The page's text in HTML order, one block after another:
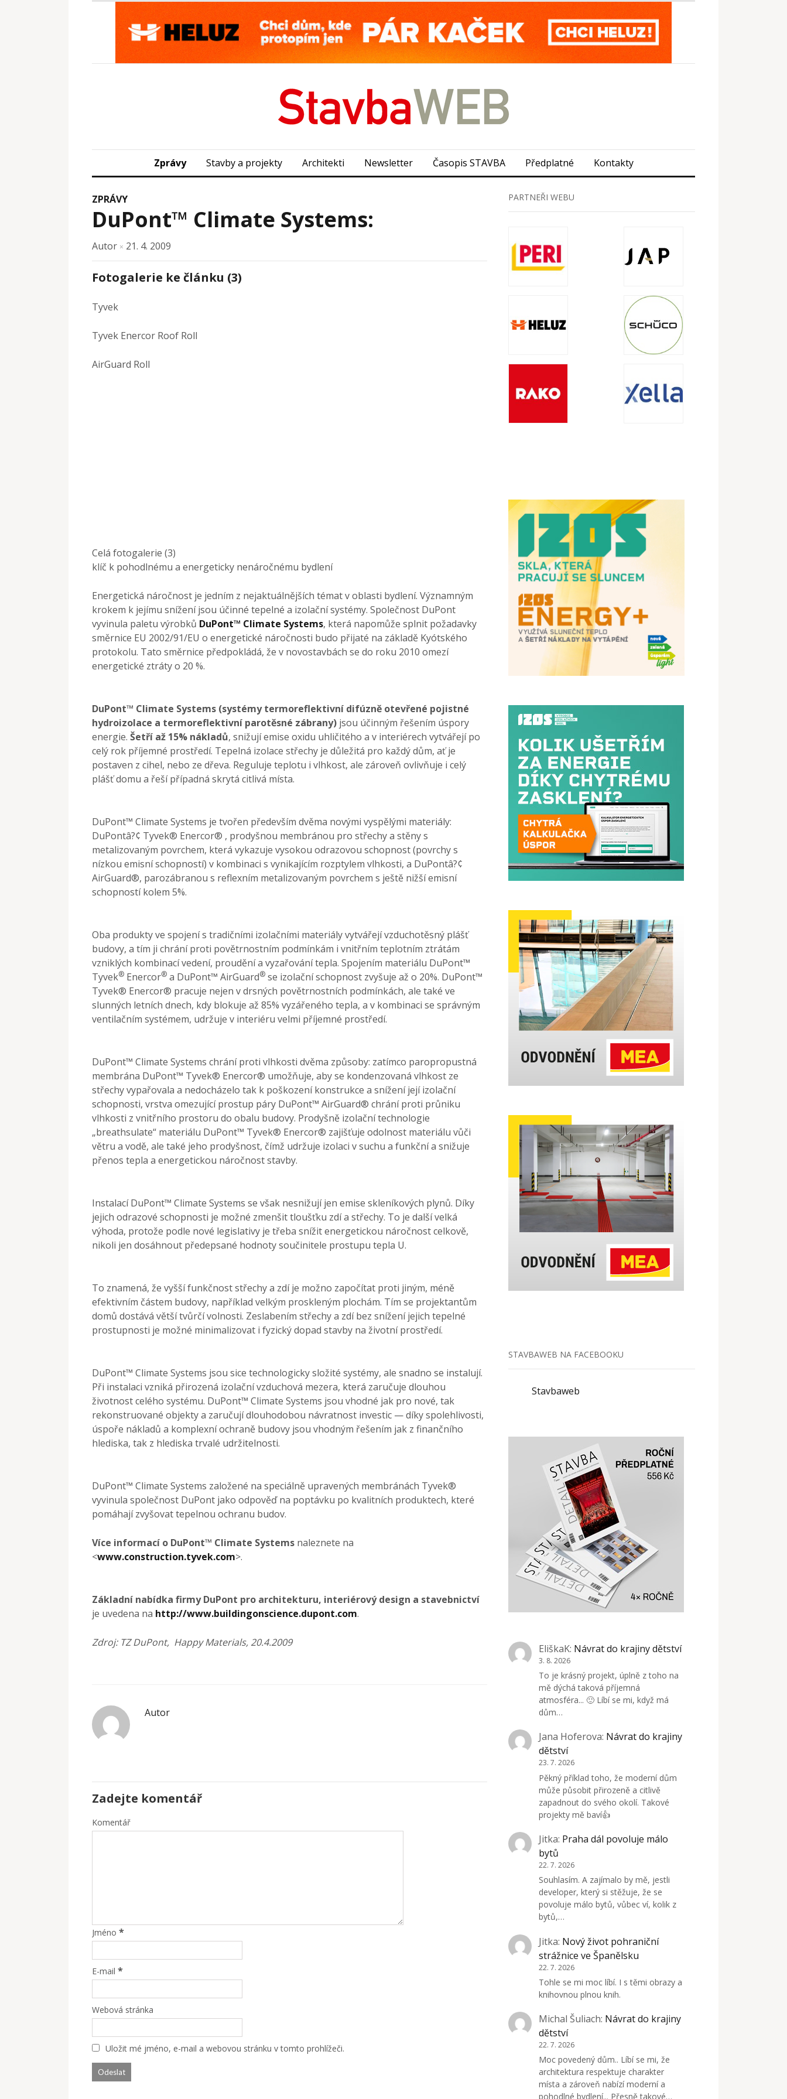
Zprávy Stavby a projekty Architekti Newsletter Časopis STAVBA Předplatné Kontakty
ZPRÁVY
DuPont™ Climate Systems:
Autor × 21. 4. 2009
Fotogalerie ke článku (3)
Tyvek
Tyvek Enercor Roof Roll
AirGuard Roll
Celá fotogalerie (3)
klíč k pohodlnému a energeticky nenáročnému bydlení
Energetická náročnost je jedním z nejaktuálnějších témat v oblasti bydlení. Významným
krokem k jejímu snížení jsou účinné tepelné a izolační systémy. Společnost DuPont
vyvinula paletu výrobků DuPont™ Climate Systems, která napomůže splnit požadavky
směrnice EU 2002/91/EU o energetické náročnosti budo přijaté na základě Kyótského
protokolu. Tato směrnice předpokládá, že v novostavbách se do roku 2010 omezí
energetické ztráty o 20 %.
DuPont™ Climate Systems (systémy termoreflektivní difúzně otevřené pojistné
hydroizolace a termoreflektivní parotěsné zábrany) jsou účinným řešením úspory
energie. Šetří až 15% nákladů, snižují emise oxidu uhličitého a v interiérech vytvářejí po
celý rok příjemné prostředí. Tepelná izolace střechy je důležitá pro každý dům, ať je
postaven z cihel, nebo ze dřeva. Reguluje teplotu i vlhkost, ale zároveň ovlivňuje i celý
plášť domu a řeší případná skrytá citlivá místa.
DuPont™ Climate Systems je tvořen především dvěma novými vyspělými materiály:
DuPontâ?¢ Tyvek® Enercor® , prodyšnou membránou pro střechy a stěny s
metalizovaným povrchem, která vykazuje vysokou odrazovou schopnost (povrchy s
nízkou emisní schopností) v kombinaci s vynikajícím rozptylem vlhkosti, a DuPontâ?¢
AirGuard®, parozábranou s reflexním metalizovaným povrchem s ještě nižší emisní
schopností kolem 5%.
Oba produkty ve spojení s tradičními izolačními materiály vytvářejí vzduchotěsný plášť
budovy, a tím ji chrání proti povětrnostním podmínkám i vnitřním teplotním ztrátám
vzniklých kombinací vedení, proudění a vyzařování tepla. Spojením materiálu DuPont™
Tyvek® Enercor® a DuPont™ AirGuard® se izolační schopnost zvyšuje až o 20%. DuPont™
Tyvek® Enercor® pracuje nejen v drsných povětrnostních podmínkách, ale také ve
slunných letních dnech, kdy blokuje až 85% vyzářeného tepla, a v kombinaci se správným
ventilačním systémem, udržuje v interiéru velmi příjemné prostředí.
DuPont™ Climate Systems chrání proti vlhkosti dvěma způsoby: zatímco paropropustná
membrána DuPont™ Tyvek® Enercor® umožňuje, aby se kondenzovaná vlhkost ze
střechy vypařovala a nedocházelo tak k poškození konstrukce a snížení její izolační
schopnosti, vrstva omezující prostup páry DuPont™ AirGuard® chrání proti průniku
vlhkosti z vnitřního prostoru do obalu budovy. Prodyšně izolační technologie
„breathsulate“ materiálu DuPont™ Tyvek® Enercor® zajišťuje odolnost materiálu vůči
větru a vodě, ale také jeho prodyšnost, čímž udržuje izolaci v suchu a funkční a snižuje
přenos tepla a energetickou náročnost stavby.
Instalací DuPont™ Climate Systems se však nesnižují jen emise skleníkových plynů. Díky
jejich odrazové schopnosti je možné zmenšit tloušťku zdí a střechy. To je další velká
výhoda, protože podle nové legislativy je třeba snížit energetickou náročnost celkově,
nikoli jen dosáhnout předepsané hodnoty součinitele prostupu tepla U.
To znamená, že vyšší funkčnost střechy a zdí je možno započítat proti jiným, méně
efektivním částem budovy, například velkým proskleným plochám. Tím se projektantům
domů dostává větší tvůrčí volnosti. Zeslabením střechy a zdí bez snížení jejich tepelné
prostupnosti je možné minimalizovat i fyzický dopad stavby na životní prostředí.
DuPont™ Climate Systems jsou sice technologicky složité systémy, ale snadno se instalují.
Při instalaci vzniká přirozená izolační vzduchová mezera, která zaručuje dlouhou
životnost celého systému. DuPont™ Climate Systems jsou vhodné jak pro nové, tak
rekonstruované objekty a zaručují dlouhodobou návratnost investic — díky spolehlivosti,
úspoře nákladů a komplexní ochraně budovy jsou vhodným řešením jak z finančního
hlediska, tak z hlediska trvalé udržitelnosti.
DuPont™ Climate Systems založené na speciálně upravených membránách Tyvek®
vyvinula společnost DuPont jako odpověď na poptávku po kvalitních produktech, které
pomáhají zvyšovat tepelnou ochranu budov.
Více informací o DuPont™ Climate Systems naleznete na
<www.construction.tyvek.com>.
Základní nabídka firmy DuPont pro architekturu, interiérový design a stavebnictví
je uvedena na http://www.buildingonscience.dupont.com.
Zdroj: TZ DuPont, Happy Materials, 20.4.2009
Autor
Zadejte komentář
Komentář
Jméno *
E-mail *
Webová stránka
Uložit mé jméno, e-mail a webovou stránku v tomto prohlížeči.
PARTNEŘI WEBU
STAVBAWEB NA FACEBOOKU
Stavbaweb
EliškaK: Návrat do krajiny dětství
3. 8. 2026
To je krásný projekt, úplně z toho na
mě dýchá taková příjemná
atmosféra... 🙂 Líbí se mi, když má
dům…
Jana Hoferova: Návrat do krajiny
dětství
23. 7. 2026
Pěkný příklad toho, že moderní dům
může působit přirozeně a citlivě
zapadnout do svého okolí. Takové
projekty mě baví👍
Jitka: Praha dál povoluje málo
bytů
22. 7. 2026
Souhlasím. A zajímalo by mě, jestli
developer, který si stěžuje, že se
povoluje málo bytů, vůbec ví, kolik z
bytů,…
Jitka: Nový život pohraniční
strážnice ve Španělsku
22. 7. 2026
Tohle se mi moc líbí. I s těmi obrazy a
knihovnou plnou knih.
Michal Šuliach: Návrat do krajiny
dětství
22. 7. 2026
Moc povedený dům.. Líbí se mi, že
architektura respektuje charakter
místa a zároveň nabízí moderní a
pohodlné bydlení... Přesně takové…